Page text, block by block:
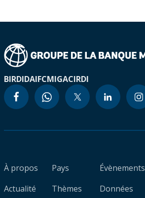
BIRDIDAIFCMIGACIRDI
À propos
Actualité
Pays
Thèmes
Évènements
Données